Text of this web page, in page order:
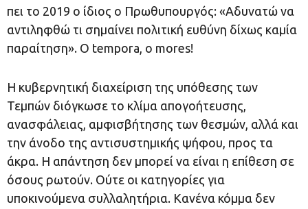
πει το 2019 ο ίδιος ο Πρωθυπουργός: «Αδυνατώ να
αντιληφθώ τι σημαίνει πολιτική ευθύνη δίχως καμία
παραίτηση». O tempora, o mores!
Η κυβερνητική διαχείριση της υπόθεσης των
Τεμπών διόγκωσε το κλίμα απογοήτευσης,
ανασφάλειας, αμφισβήτησης των θεσμών, αλλά και
την άνοδο της αντισυστημικής ψήφου, προς τα
άκρα. Η απάντηση δεν μπορεί να είναι η επίθεση σε
όσους ρωτούν. Ούτε οι κατηγορίες για
υποκινούμενα συλλαλητήρια. Κανένα κόμμα δεν